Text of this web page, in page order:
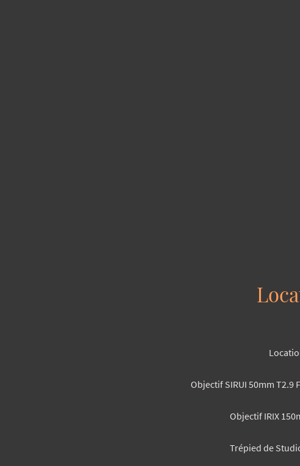
Trépied de
Objectif SIRUI 50mm T2.9
Objectif IRIX